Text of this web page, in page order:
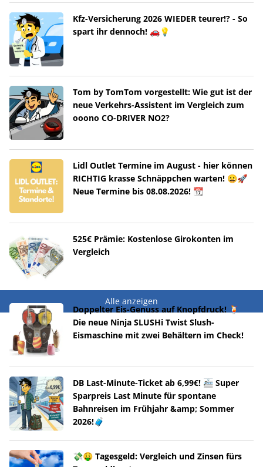
Kfz-Versicherung 2026 WIEDER teurer!? - So
spart ihr dennoch! 🚗💡
Tom by TomTom vorgestellt: Wie gut ist der
neue Verkehrs-Assistent im Vergleich zum
ooono CO-DRIVER NO2?
Lidl Outlet Termine im August - hier können
RICHTIG krasse Schnäppchen warten! 😀🚀
Neue Termine bis 08.08.2026! 📆
525€ Prämie: Kostenlose Girokonten im
Vergleich
Alle anzeigen
Doppelter Eis-Genuss auf Knopfdruck! 🍹
Die neue Ninja SLUSHi Twist Slush-
Eismaschine mit zwei Behältern im Check!
DB Last-Minute-Ticket ab 6,99€! 🚈 Super
Sparpreis Last Minute für spontane
Bahnreisen im Frühjahr &amp; Sommer
2026!🧳
💸🤑 Tagesgeld: Vergleich und Zinsen fürs